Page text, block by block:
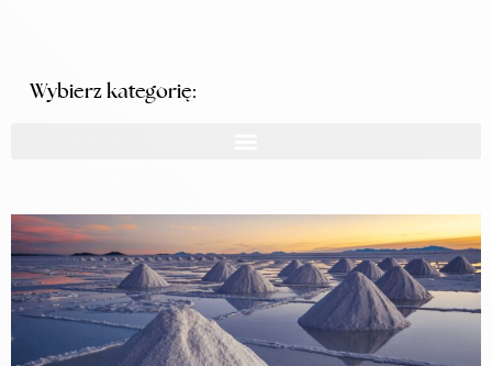
Wybierz kategorię: